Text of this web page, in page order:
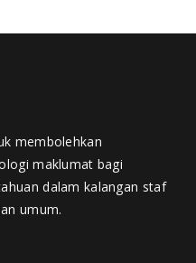
membolehkan
maklumat bagi
dalam kalangan staf
umum.